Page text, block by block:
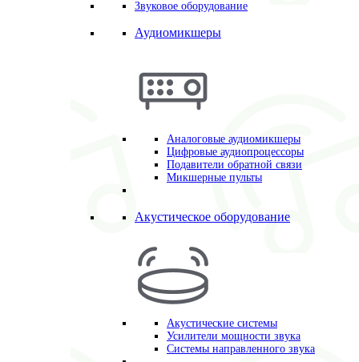
Звуковое оборудование
Аудиомикшеры
Аналоговые аудиомикшеры
Цифровые аудиопроцессоры
Подавители обратной связи
Микшерные пульты
Акустическое оборудование
Акустические системы
Усилители мощности звука
Системы направленного звука